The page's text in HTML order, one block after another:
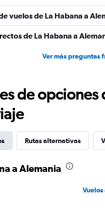
vuelos de La Habana a
de La Habana a
Ver más preguntas
de
Rutas alternativas
a Alemania